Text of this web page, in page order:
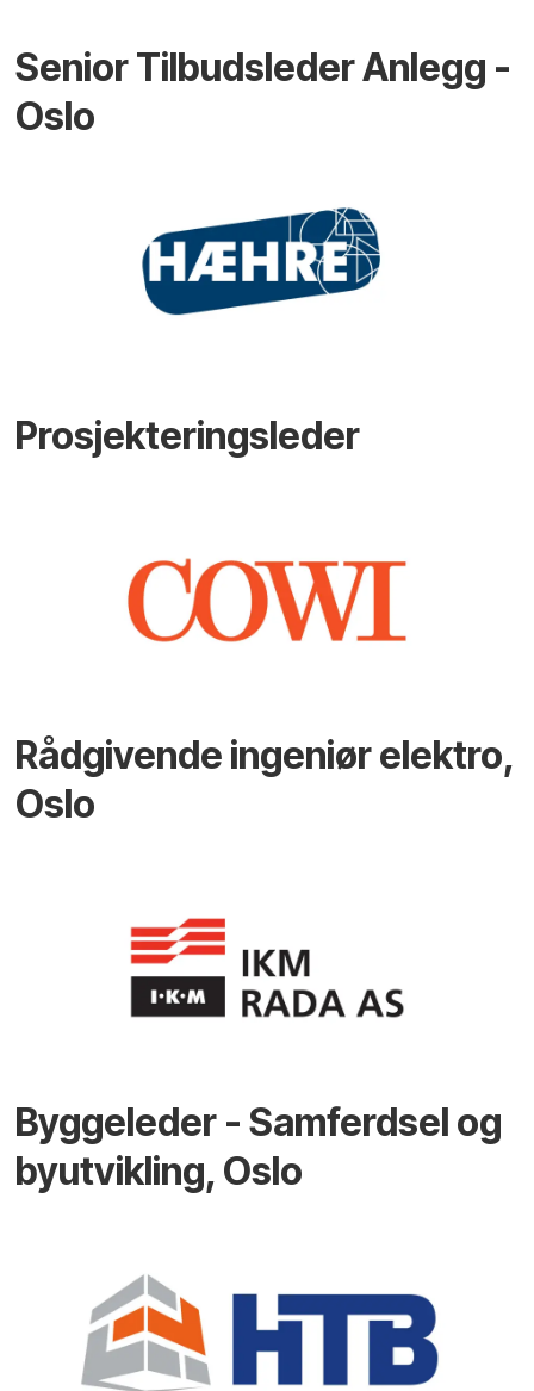
Senior Tilbudsleder Anlegg -
Oslo
Prosjekteringsleder
Rådgivende ingeniør elektro,
Oslo
Byggeleder - Samferdsel og
byutvikling, Oslo